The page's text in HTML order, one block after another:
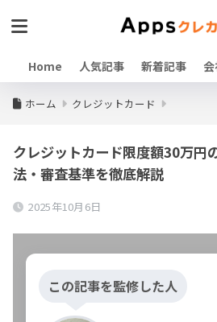
Home 人気記事 新着記事
ホーム クレジットカード
クレジットカード限度額30万円
法・審査基準を徹底解説
2025年10月6日
この記事を監修した人